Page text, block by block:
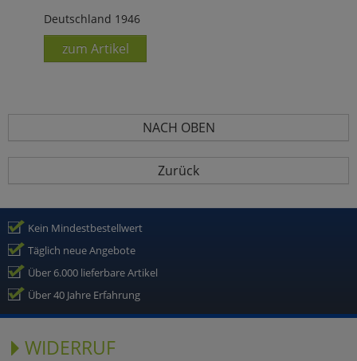
Deutschland 1946
zum Artikel
NACH OBEN
Zurück
Kein Mindestbestellwert
Täglich neue Angebote
Über 6.000 lieferbare Artikel
Über 40 Jahre Erfahrung
WIDERRUF